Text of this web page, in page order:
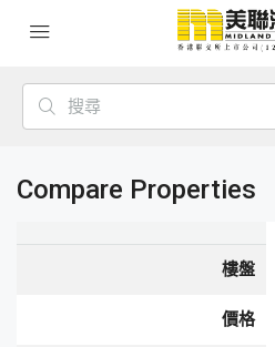
Compare Properties
樓盤
價格